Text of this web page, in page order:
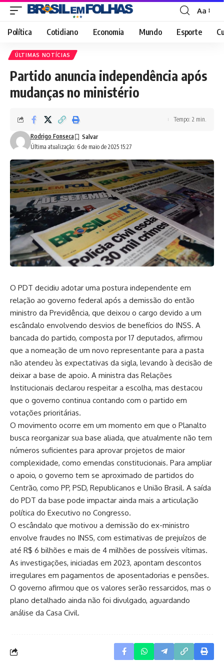
Font
Resizer
Aa
Política Cotidiano Economia Mundo Esporte
ÚLTIMAS NOTÍCIAS
Partido anuncia independência após
mudanças no ministério
Última atualização: 6 de maio de 2025 15:27
Rodrigo Fonseca
Tempo: 2 min.
O PDT decidiu adotar uma postura independente em
relação ao governo federal após a demissão do então
ministro da Previdência, que deixou o cargo devido a um
escândalo envolvendo desvios de benefícios do INSS. A
bancada do partido, composta por 17 deputados, afirmou
que a nomeação de um novo representante para a pasta
não atendeu às expectativas da sigla, levando à decisão de
deixar a base de apoio. A ministra das Relações
Institucionais declarou respeitar a escolha, mas destacou
que o governo continua contando com o partido em
votações prioritárias.
O movimento ocorre em um momento em que o Planalto
busca reorganizar sua base aliada, que atualmente não tem
números suficientes para aprovar projetos de maior
complexidade, como emendas constitucionais. Para ampliar
o apoio, o governo tem se aproximado de partidos do
Centrão, como PP, PSD, Republicanos e União Brasil. A saída
do PDT da base pode impactar ainda mais a articulação
política do Executivo no Congresso.
O escândalo que motivou a demissão do ex-ministro
envolve fraudes no INSS, com estimativas de prejuízos de
até R$ 6 bilhões e mais de 4 milhões de possíveis vítimas.
As investigações, iniciadas em 2023, apontam descontos
irregulares em pagamentos de aposentadorias e pensões.
O governo afirmou que os valores serão ressarcidos, mas o
plano detalhado ainda não foi divulgado, aguardando
análise da Casa Civil.